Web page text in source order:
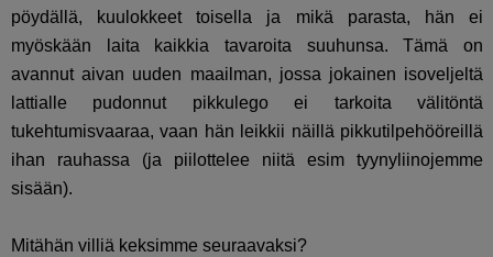
pöydällä, kuulokkeet toisella ja mikä parasta, hän ei
myöskään laita kaikkia tavaroita suuhunsa. Tämä on
avannut aivan uuden maailman, jossa jokainen isoveljeltä
lattialle pudonnut pikkulego ei tarkoita välitöntä
tukehtumisvaaraa, vaan hän leikkii näillä pikkutilpehööreillä
ihan rauhassa (ja piilottelee niitä esim tyynyliinojemme
sisään).
Mitähän villiä keksimme seuraavaksi?